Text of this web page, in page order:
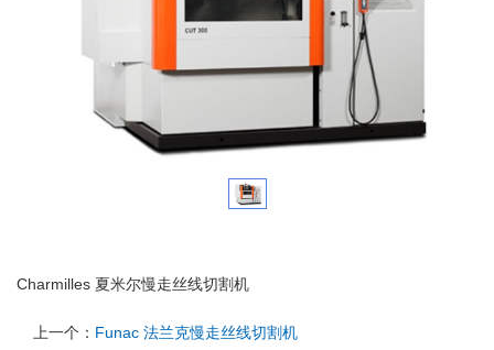
Charmilles 夏米尔慢走丝线切割机
上一个： Funac 法兰克慢走丝线切割机